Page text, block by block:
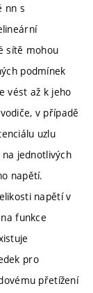
nn s
sítě mohou
podmínek
vést až k jeho
v případě
uzlu
jednotlivých
napětí.
napětí v
funkce
pro
přetížení